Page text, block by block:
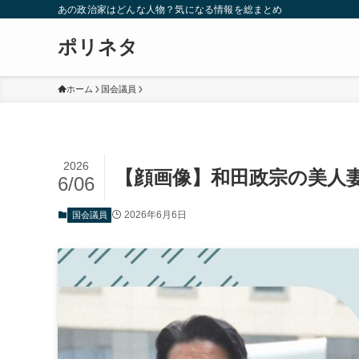
あの政治家はどんな人物？気になる情報を総まとめ
ポリネタ
ホーム 国会議員
【顔画像】和田政宗の美
2026
6/06
国会議員 2026年6月6日